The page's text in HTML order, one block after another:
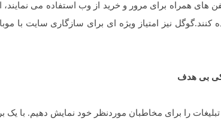
کنند.گوگل نیز امتیاز ویژه ای برای سازگاری سایت با
بی هدف
را برای مخاطبان موردنظر خود نمایش دهیم. با